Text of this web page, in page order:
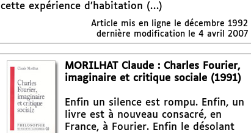
cette expérience d’habitation (…)
Article mis en ligne le décembre 1992
dernière modification le 4 avril 2007
MORILHAT Claude : Charles Fourier,
imaginaire et critique sociale (1991)
Enfin un silence est rompu. Enfin, un
livre est à nouveau consacré, en
France, à Fourier. Enfin le désolant